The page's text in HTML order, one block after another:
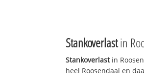
Stankoverlastin
Stankoverlastin
heel Roosendaal en